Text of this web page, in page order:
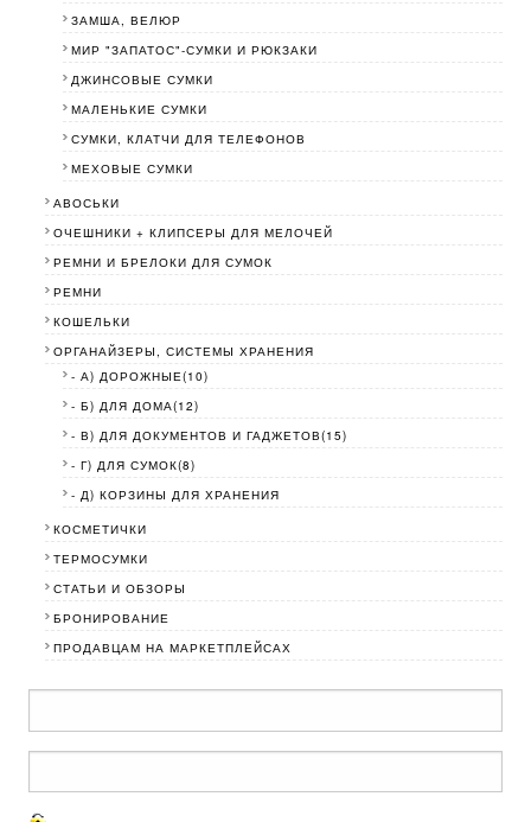
ЗАМША, ВЕЛЮР
МИР "ЗАПАТОС"-СУМКИ И РЮКЗАКИ
ДЖИНСОВЫЕ СУМКИ
МАЛЕНЬКИЕ СУМКИ
СУМКИ, КЛАТЧИ ДЛЯ ТЕЛЕФОНОВ
МЕХОВЫЕ СУМКИ
АВОСЬКИ
ОЧЕШНИКИ + КЛИПСЕРЫ ДЛЯ МЕЛОЧЕЙ
РЕМНИ И БРЕЛОКИ ДЛЯ СУМОК
РЕМНИ
КОШЕЛЬКИ
ОРГАНАЙЗЕРЫ, СИСТЕМЫ ХРАНЕНИЯ
- А) ДОРОЖНЫЕ(10)
- Б) ДЛЯ ДОМА(12)
- В) ДЛЯ ДОКУМЕНТОВ И ГАДЖЕТОВ(15)
- Г) ДЛЯ СУМОК(8)
- Д) КОРЗИНЫ ДЛЯ ХРАНЕНИЯ
КОСМЕТИЧКИ
ТЕРМОСУМКИ
СТАТЬИ И ОБЗОРЫ
БРОНИРОВАНИЕ
ПРОДАВЦАМ НА МАРКЕТПЛЕЙСАХ